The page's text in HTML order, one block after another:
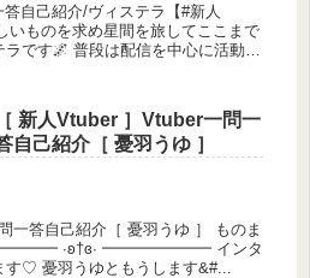
答自己紹介/ヴィステラ【#新人
です🌌 普段は配信を中心に活動を
［ 新人Vtuber ］Vtuber一問一
自己紹介［ 憂羽うゆ ］
答自己紹介［ 憂羽うゆ ］ ものま
♡ 憂羽うゆともうします&#...